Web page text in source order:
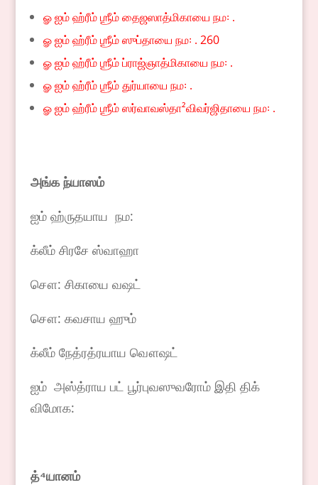
ௐ ஐம் ஹ்ரீம் ஶ்ரீம் தைஜஸாத்மிகாயை நம꞉ .
ௐ ஐம் ஹ்ரீம் ஶ்ரீம் ஸுப்தாயை நம꞉ . 260
ௐ ஐம் ஹ்ரீம் ஶ்ரீம் ப்ராஜ்ஞாத்மிகாயை நம꞉ .
ௐ ஐம் ஹ்ரீம் ஶ்ரீம் துர்யாயை நம꞉ .
ௐ ஐம் ஹ்ரீம் ஶ்ரீம் ஸர்வாவஸ்தா²விவர்ஜிதாயை நம꞉ .
அங்க ந்யாஸம்
ஐம் ஹ்ருதயாய நம:
க்லீம் சிரசே ஸ்வாஹா
சௌ: சிகாயை வஷட்
சௌ: கவசாய ஹும்
க்லீம் நேத்ரத்ரயாய வௌஷட்
ஐம் அஸ்த்ராய பட் பூர்புவஸுவரோம் இதி திக்
விமோக:
த்⁴யானம்